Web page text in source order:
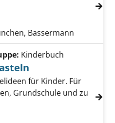
diesem Verfasser
Bassermann
von Erstes Basteln
Kinderbuch
für Kinder. Für
Grundschule und zu
diesem Verfasser